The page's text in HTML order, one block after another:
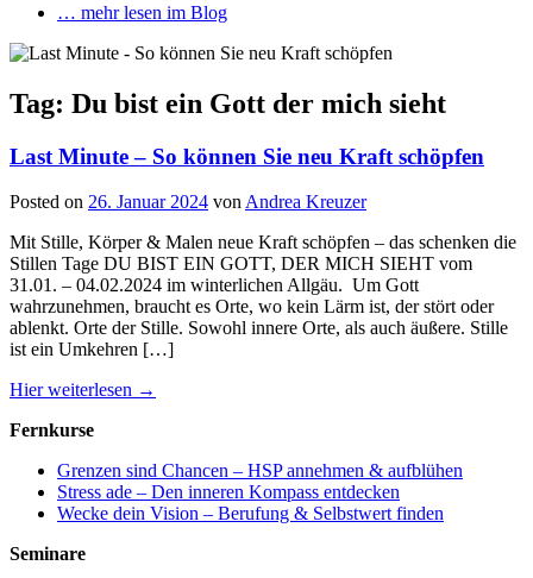
… mehr lesen im Blog
Tag: Du bist ein Gott der mich sieht
Last Minute – So können Sie neu Kraft schöpfen
Posted on 26. Januar 2024 von Andrea Kreuzer
Mit Stille, Körper & Malen neue Kraft schöpfen – das schenken die
Stillen Tage DU BIST EIN GOTT, DER MICH SIEHT vom
31.01. – 04.02.2024 im winterlichen Allgäu. Um Gott
wahrzunehmen, braucht es Orte, wo kein Lärm ist, der stört oder
ablenkt. Orte der Stille. Sowohl innere Orte, als auch äußere. Stille
ist ein Umkehren […]
Hier weiterlesen →
Fernkurse
Grenzen sind Chancen – HSP annehmen & aufblühen
Stress ade – Den inneren Kompass entdecken
Wecke dein Vision – Berufung & Selbstwert finden
Seminare